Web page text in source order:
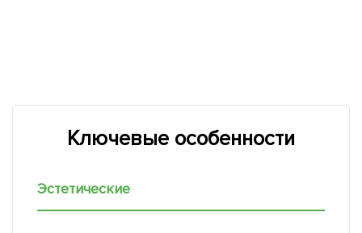
Ключевые особенности
Эстетические